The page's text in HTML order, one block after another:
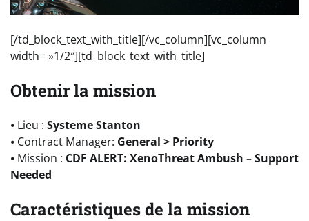
[/td_block_text_with_title][/vc_column][vc_column
width= »1/2″][td_block_text_with_title]
Obtenir la mission
⦁ Lieu : Systeme Stanton
⦁ Contract Manager: General > Priority
⦁ Mission : CDF ALERT: XenoThreat Ambush – Support
Needed
Caractéristiques de la mission